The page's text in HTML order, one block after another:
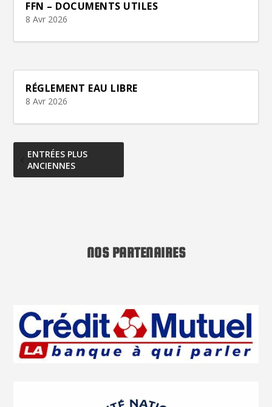
FFN – DOCUMENTS UTILES
8 Avr 2026
RÉGLEMENT EAU LIBRE
8 Avr 2026
ENTRÉES PLUS
ANCIENNES
NOS PARTENAIRES